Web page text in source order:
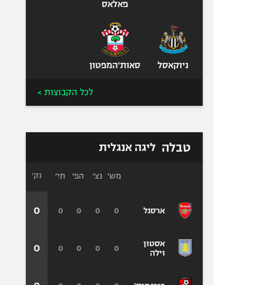
פאלאס
ניוקאסל סאות'המפטון
לכל הקבוצות >
טבלה ליגה אנגלית
ארסנל
אסטון
וילה
מש׳ נצ׳ הפ׳ תי׳
0
0
0
0
0
0
0
0
נק׳
0
0